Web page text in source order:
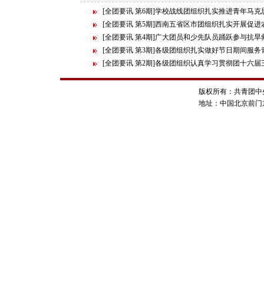
[全团要讯 第6期]学校战线团组织扎实推进青年马克
[全团要讯 第5期]西南五省区市团组织扎实开展促
[全团要讯 第4期]广大团员和少先队员踊跃参与抗旱
[全团要讯 第3期]各级团组织扎实做好节日期间服务
[全团要讯 第2期]各级团组织认真学习贯彻团十六届
版权所有：
地址：中国北京